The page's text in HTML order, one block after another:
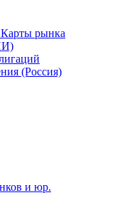
рынка
(Россия)
и юр.